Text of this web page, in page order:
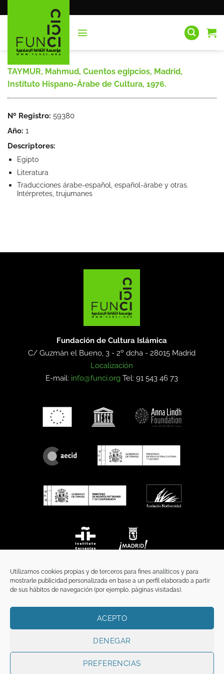
Utilizamos cookies propias y de terceros para fines analíticos y para
mostrarle publicidad personalizada en base a un perfil elaborado a partir
de sus hábitos de navegación (por ejemplo, páginas visitadas).
ACEPTO
DENEGAR
PREFERENCIAS
al
TAYMUR, Mahmud, Cuentos egipcios, Madrid,
Instituto Hispano-Árabe de Cultura, 1976.
Nº Registro: 59380
Año: 1
Descriptores:
Egipto
Literatura
Traducciones árabe-español, español-árabe y otras.
Intérpretes, trujumanes
Fundación de Cultura Islámica
C/ Guzmán el Bueno, 3 - 2º dcha -28015 Madrid
Localización
E-mail: info@funci.org Tel: 91 543 46 73
TÉRMINOS Y CONDICIONES
Copyright 2026 ©FunciFUNCI es titular de los derechos de propiedad
intelectual e industrial de este sitio web, y es también titular o tiene la